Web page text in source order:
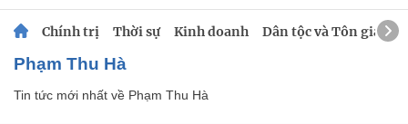
Chính trị Thời sự Kinh doanh Dân tộc và Tôn giáo
Phạm Thu Hà
Tin tức mới nhất về Phạm Thu Hà